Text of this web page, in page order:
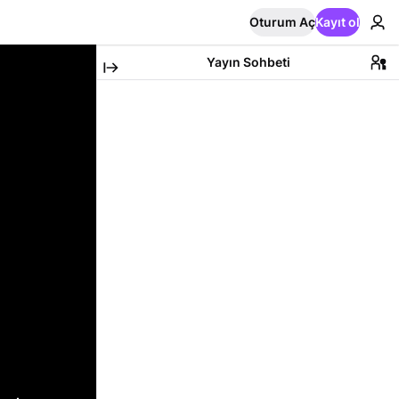
Oturum AçKayıt ol
Yayın Sohbeti